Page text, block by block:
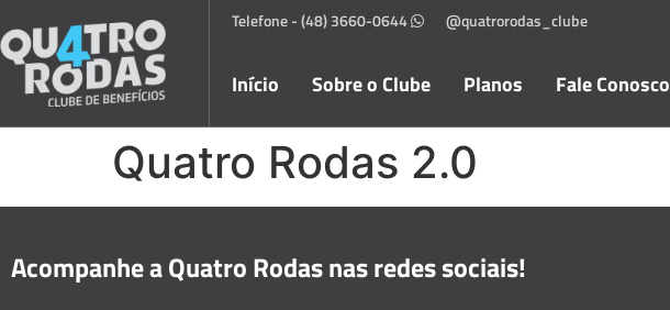
Telefone - (48) 3660-0644 @quatrorodas_clube
Início Sobre o Clube Planos Fale Conosco
Quatro Rodas 2.0
Acompanhe a Quatro Rodas nas redes sociais!